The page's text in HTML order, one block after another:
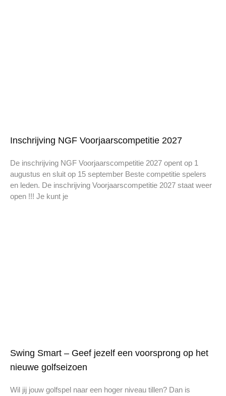
Inschrijving NGF Voorjaarscompetitie 2027
De inschrijving NGF Voorjaarscompetitie 2027 opent op 1
augustus en sluit op 15 september Beste competitie spelers
en leden. De inschrijving Voorjaarscompetitie 2027 staat weer
open !!! Je kunt je
Swing Smart – Geef jezelf een voorsprong op het
nieuwe golfseizoen
Wil jij jouw golfspel naar een hoger niveau tillen? Dan is